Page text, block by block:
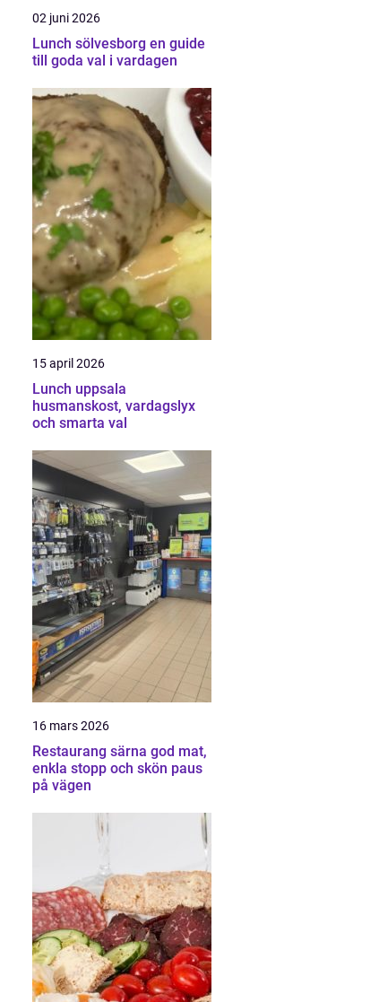
02 juni 2026
Lunch sölvesborg en guide
till goda val i vardagen
15 april 2026
Lunch uppsala
husmanskost, vardagslyx
och smarta val
16 mars 2026
Restaurang särna god mat,
enkla stopp och skön paus
på vägen